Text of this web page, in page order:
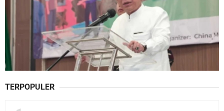
TERPOPULER